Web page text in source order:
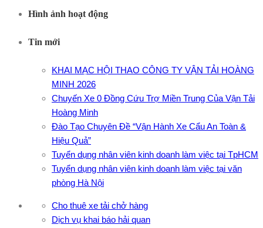
Hình ảnh hoạt động
Tin mới
KHAI MẠC HỘI THAO CÔNG TY VẬN TẢI HOÀNG
MINH 2026
Chuyến Xe 0 Đồng Cứu Trợ Miền Trung Của Vận Tải
Hoàng Minh
Đào Tạo Chuyên Đề “Vận Hành Xe Cẩu An Toàn &
Hiệu Quả”
Tuyển dụng nhân viên kinh doanh làm việc tại TpHCM
Tuyển dụng nhân viên kinh doanh làm việc tại văn
phòng Hà Nội
Cho thuê xe tải chở hàng
Dịch vụ khai báo hải quan